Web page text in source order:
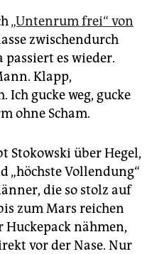
„Untenrum frei“ von
zwischendurch
passiert es wieder.
Klapp,
Ich gucke weg, gucke
ohne Scham.
Stokowski über Hegel,
„höchste Vollendung“
die so stolz auf
zum Mars reichen
nähmen,
vor der Nase. Nur